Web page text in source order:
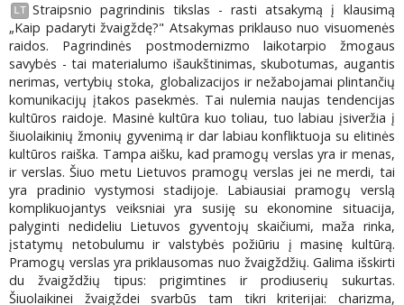
LT Straipsnio pagrindinis tikslas - rasti atsakymą į klausimą
„Kaip padaryti žvaigždę?" Atsakymas priklauso nuo visuomenės
raidos. Pagrindinės postmodernizmo laikotarpio žmogaus
savybės - tai materialumo išaukštinimas, skubotumas, augantis
nerimas, vertybių stoka, globalizacijos ir nežabojamai plintančių
komunikacijų įtakos pasekmės. Tai nulemia naujas tendencijas
kultūros raidoje. Masinė kultūra kuo toliau, tuo labiau įsiveržia į
šiuolaikinių žmonių gyvenimą ir dar labiau konfliktuoja su elitinės
kultūros raiška. Tampa aišku, kad pramogų verslas yra ir menas,
ir verslas. Šiuo metu Lietuvos pramogų verslas jei ne merdi, tai
yra pradinio vystymosi stadijoje. Labiausiai pramogų verslą
komplikuojantys veiksniai yra susiję su ekonomine situacija,
palyginti nedideliu Lietuvos gyventojų skaičiumi, maža rinka,
įstatymų netobulumu ir valstybės požiūriu į masinę kultūrą.
Pramogų verslas yra priklausomas nuo žvaigždžių. Galima išskirti
du žvaigždžių tipus: prigimtines ir prodiuserių sukurtas.
Šiuolaikinei žvaigždei svarbūs tam tikri kriterijai: charizma,